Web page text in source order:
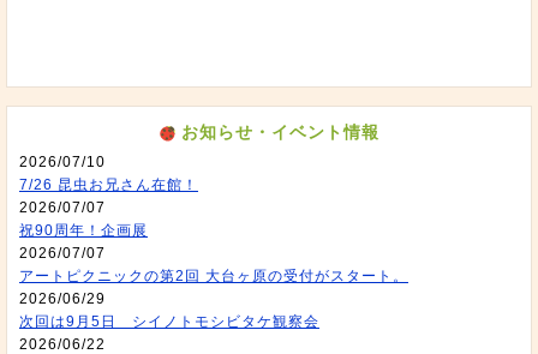
お知らせ・イベント情報
2026/07/10
7/26 昆虫お兄さん在館！
2026/07/07
祝90周年！企画展
2026/07/07
アートピクニックの第2回 大台ヶ原の受付がスタート。
2026/06/29
次回は9月5日 シイノトモシビタケ観察会
2026/06/22